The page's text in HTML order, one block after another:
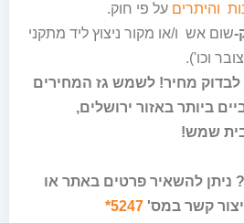
והיתרים על פי חוק.
שום אש ו/או מקור ניצוץ ליד מתקני
וכו').
מחיר! לשמש גז המחירים
ביותר באזור ירושלים,
שמש!
ניתן להשאיר פרטים באתר או
קשר במס'5247*